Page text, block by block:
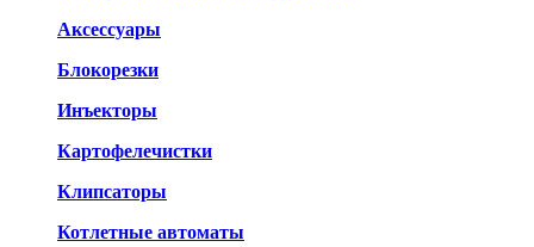
Аксессуары
Блокорезки
Инъекторы
Картофелечистки
Клипсаторы
Котлетные автоматы